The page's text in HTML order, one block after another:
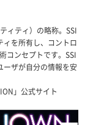
ィティ）の略称。SSI
ィを所有し、コントロ
コンセプトです。SSI
ーザが自分の情報を安
」公式サイト